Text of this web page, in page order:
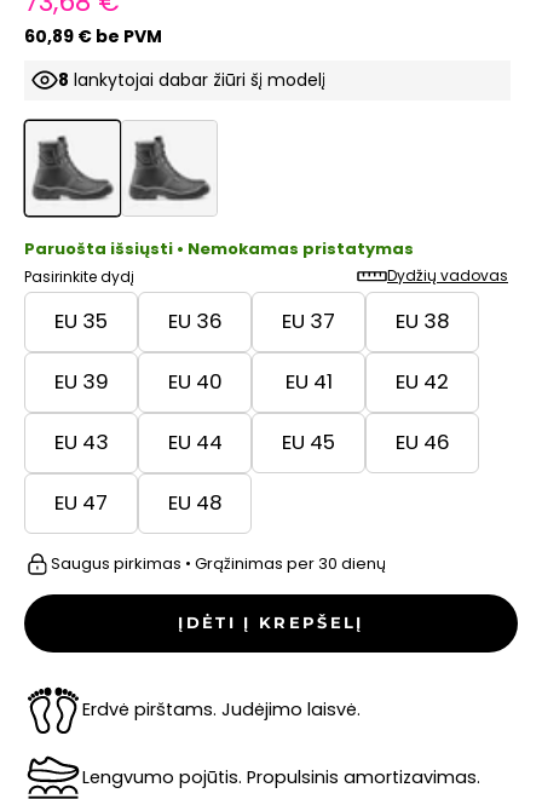
60,89 € be PVM
7 lankytojai dabar žiūri šį modelį
ProductListDropProductListDrop
Paruošta išsiųsti • Nemokamas pristatymas
Pasirinkite dydį Dydžių vadovas
EU 35 EU 36 EU 37 EU 38
EU 39 EU 40 EU 41 EU 42
EU 43 EU 44 EU 45 EU 46
EU 47 EU 48
Saugus pirkimas • Grąžinimas per 30 dienų
ĮDĖTI Į KREPŠELĮ
Erdvė pirštams. Judėjimo laisvė.
Lengvumo pojūtis. Propulsinis amortizavimas.